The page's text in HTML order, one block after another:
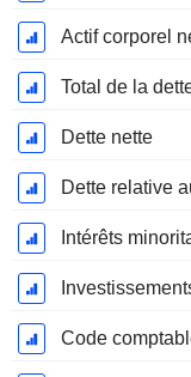
Actif corporel
Total de la
Dette nette
Dette relative
Code